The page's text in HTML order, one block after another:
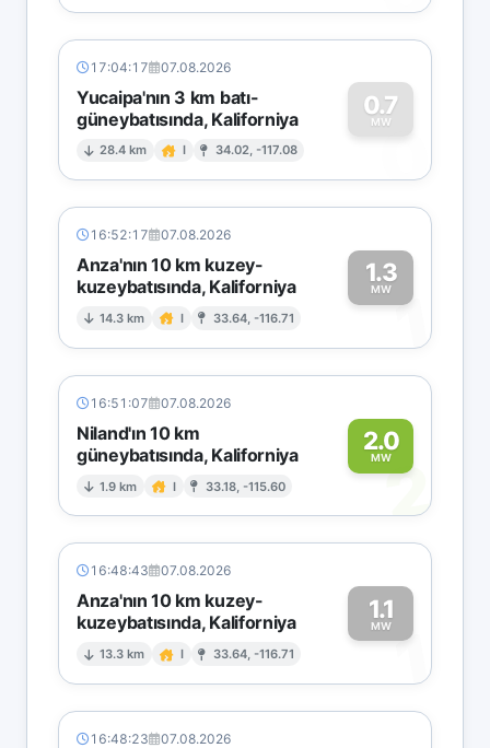
17:04:17 07.08.2026
Yucaipa'nın 3 km batı-
güneybatısında, Kaliforniya
28.4 km I 34.02, -117.08
0.7
MW
0
16:52:17 07.08.2026
Anza'nın 10 km kuzey-
kuzeybatısında, Kaliforniya
14.3 km I 33.64, -116.71
1.3
MW1
16:51:07 07.08.2026
Niland'ın 10 km
güneybatısında, Kaliforniya
1.9 km I 33.18, -115.60
2.0
MW2
16:48:43 07.08.2026
Anza'nın 10 km kuzey-
kuzeybatısında, Kaliforniya
13.3 km I 33.64, -116.71
1.1
MW1
16:48:23 07.08.2026